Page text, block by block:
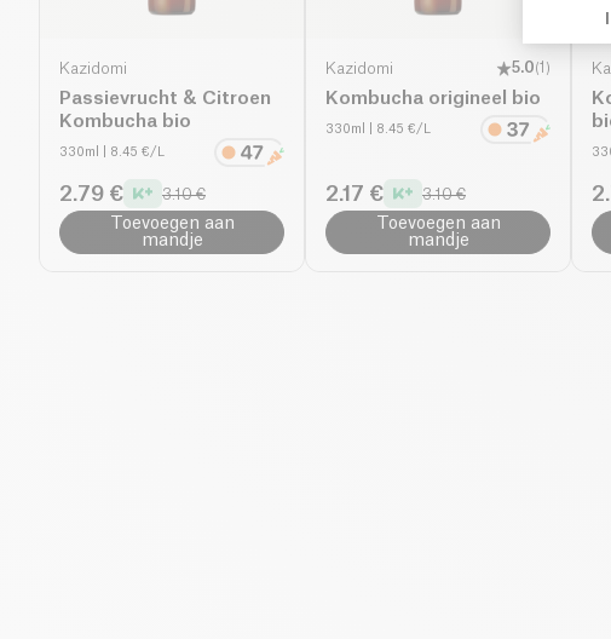
Kazidomi
Passievrucht & Citroen
Kombucha bio
330ml | 8.45 €/L
2.79 € 3.10 €
Toevoegen aan
mandje
Kazidomi 5.0(1 )
Kombucha origineel bio
330ml | 8.45 €/L
2.17 € 3.10 €
Toevoegen aan
mandje